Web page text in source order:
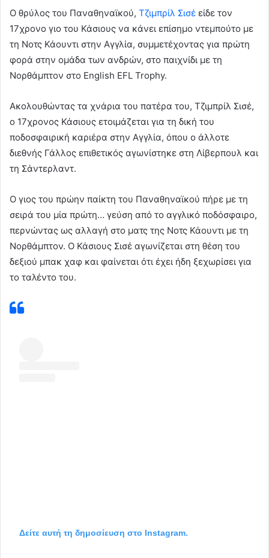
Ο θρύλος του Παναθηναϊκού, Τζιμπρίλ Σισέ είδε τον
17χρονο γιο του Κάσιους να κάνει επίσημο ντεμπούτο με
τη Νοτς Κάουντι στην Αγγλία, συμμετέχοντας για πρώτη
φορά στην ομάδα των ανδρών, στο παιχνίδι με τη
Νορθάμπτον στο English EFL Trophy.
Ακολουθώντας τα χνάρια του πατέρα του, Τζιμπρίλ Σισέ,
ο 17χρονος Κάσιους ετοιμάζεται για τη δική του
ποδοσφαιρική καριέρα στην Αγγλία, όπου ο άλλοτε
διεθνής Γάλλος επιθετικός αγωνίστηκε στη Λίβερπουλ και
τη Σάντερλαντ.
Ο γιος του πρώην παίκτη του Παναθηναϊκού πήρε με τη
σειρά του μία πρώτη… γεύση από το αγγλικό ποδόσφαιρο,
περνώντας ως αλλαγή στο ματς της Νοτς Κάουντι με τη
Νορθάμπτον. Ο Κάσιους Σισέ αγωνίζεται στη θέση του
δεξιού μπακ χαφ και φαίνεται ότι έχει ήδη ξεχωρίσει για
το ταλέντο του.
Δείτε αυτή τη δημοσίευση στο Instagram.